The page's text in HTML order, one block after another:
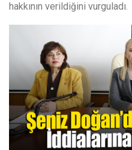
hakkının verildiğini vurguladı.